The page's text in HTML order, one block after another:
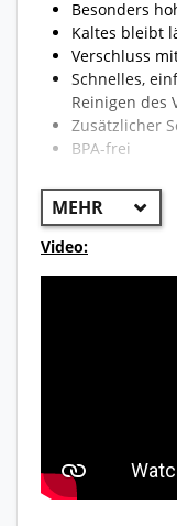
Besonders
Kaltes bleibt
Verschluss
Schnelles,
Reinigen des
Zusätzlicher
BPA-frei
Video: